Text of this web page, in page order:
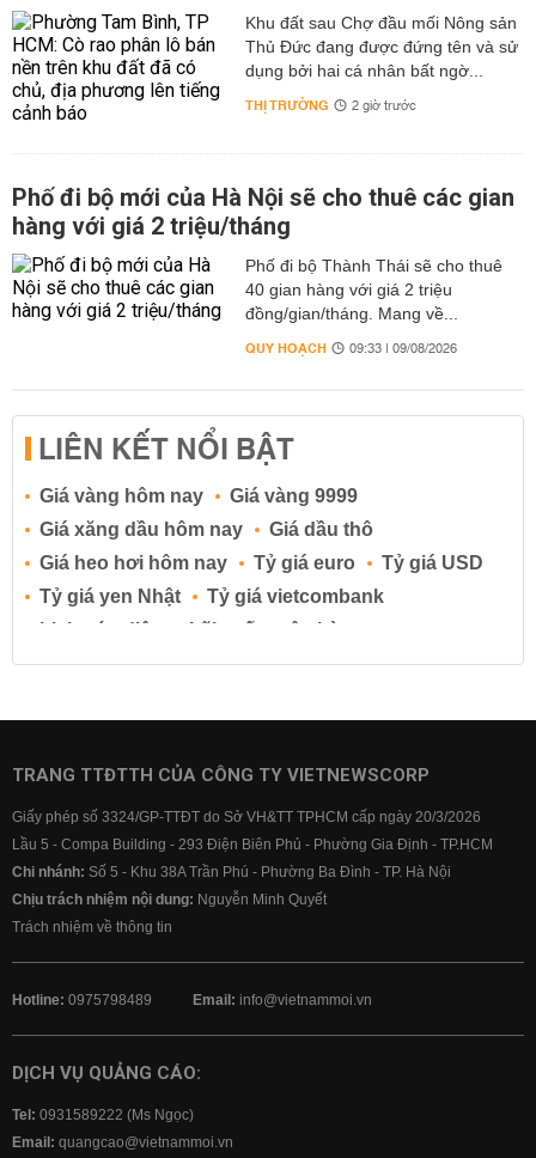
Khu đất sau Chợ đầu mối Nông sản
Thủ Đức đang được đứng tên và sử
dụng bởi hai cá nhân bất ngờ...
THỊ TRƯỜNG 2 giờ trước
Phố đi bộ mới của Hà Nội sẽ cho thuê các gian
hàng với giá 2 triệu/tháng
Phố đi bộ Thành Thái sẽ cho thuê
40 gian hàng với giá 2 triệu
đồng/gian/tháng. Mang về...
QUY HOẠCH 09:33 | 09/08/2026
LIÊN KẾT NỔI BẬT
Giá vàng hôm nay
Giá vàng 9999
Giá xăng dầu hôm nay
Giá dầu thô
Giá heo hơi hôm nay
Tỷ giá euro
Tỷ giá USD
Tỷ giá yen Nhật
Tỷ giá vietcombank
Lịch cúp điện
Lãi suất ngân hàng
Lãi suất tiết kiệm
Lãi suất tiền gửi
Lãi suất ngân hàng BIDV
Lãi suất ngân hàng Vietcombank
TRANG TTĐTTH CỦA CÔNG TY VIETNEWSCORP
Giấy phép số 3324/GP-TTĐT do Sở VH&TT TPHCM cấp ngày 20/3/2026
Lầu 5 - Compa Building - 293 Điện Biên Phủ - Phường Gia Định - TP.HCM
Chi nhánh: Số 5 - Khu 38A Trần Phú - Phường Ba Đình - TP. Hà Nội
Chịu trách nhiệm nội dung: Nguyễn Minh Quyết
Trách nhiệm về thông tin
Hotline: 0975798489 Email: info@vietnammoi.vn
DỊCH VỤ QUẢNG CÁO:
Tel: 0931589222 (Ms Ngọc)
Email: quangcao@vietnammoi.vn